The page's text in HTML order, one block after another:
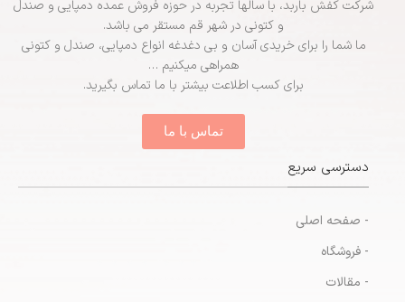
شرکت کفش باربد، با سالها تجربه در حوزه فروش عمده دمپایی و صندل
و کتونی در شهر قم مستقر می باشد.
ما شما را برای خریدی آسان و بی دغدغه انواع دمپایی، صندل و کتونی
همراهی میکنیم …
برای کسب اطلاعت بیشتر با ما تماس بگیرید.
تماس با ما
دسترسی سریع
- صفحه اصلی
- فروشگاه
- مقالات